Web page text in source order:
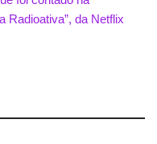
Radioativa”, da Netflix